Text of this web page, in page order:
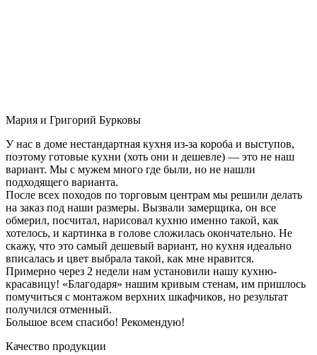
Мария и Григорий Бурковы
У нас в доме нестандартная кухня из-за короба и выступов,
поэтому готовые кухни (хоть они и дешевле) — это не наш
вариант. Мы с мужем много где были, но не нашли
подходящего варианта.
После всех походов по торговым центрам мы решили делать
на заказ под наши размеры. Вызвали замерщика, он все
обмерил, посчитал, нарисовал кухню именно такой, как
хотелось, и картинка в голове сложилась окончательно. Не
скажу, что это самый дешевый вариант, но кухня идеально
вписалась и цвет выбрала такой, как мне нравится.
Примерно через 2 недели нам установили нашу кухню-
красавицу! «Благодаря» нашим кривым стенам, им пришлось
помучиться с монтажом верхних шкафчиков, но результат
получился отменный.
Большое всем спасибо! Рекомендую!
Качество продукции